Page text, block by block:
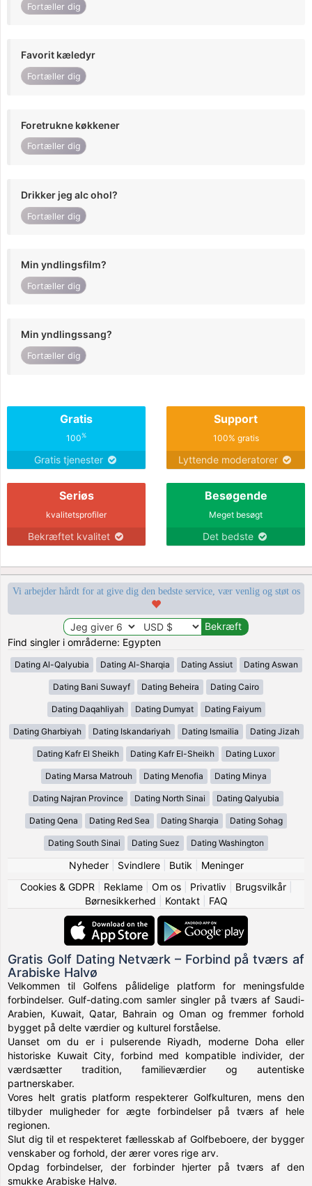
Fortæller dig
Favorit kæledyr
Fortæller dig
Foretrukne køkkener
Fortæller dig
Drikker jeg alc ohol?
Fortæller dig
Min yndlingsfilm?
Fortæller dig
Min yndlingssang?
Fortæller dig
Gratis
100%
Gratis tjenester
Support
100% gratis
Lyttende moderatorer
Seriøs
kvalitetsprofiler
Bekræftet kvalitet
Besøgende
Meget besøgt
Det bedste
Vi arbejder hårdt for at give dig den bedste service, vær venlig og støt os
Find singler i områderne: Egypten
Dating Al-Qalyubia Dating Al-Sharqia Dating Assiut Dating Aswan
Dating Bani Suwayf Dating Beheira Dating Cairo
Dating Daqahliyah Dating Dumyat Dating Faiyum
Dating Gharbiyah Dating Iskandariyah Dating Ismailia Dating Jizah
Dating Kafr El Sheikh Dating Kafr El-Sheikh Dating Luxor
Dating Marsa Matrouh Dating Menofia Dating Minya
Dating Najran Province Dating North Sinai Dating Qalyubia
Dating Qena Dating Red Sea Dating Sharqia Dating Sohag
Dating South Sinai Dating Suez Dating Washington
Nyheder| Svindlere| Butik
Meninger
Cookies & GDPR
Reklame| Om os| Privatliv| Brugsvilkår|
Børnesikkerhed
Kontakt| FAQ
Gratis Golf Dating Netværk – Forbind på tværs af
Arabiske Halvø
Velkommen til Golfens pålidelige platform for meningsfulde
forbindelser. Gulf-dating.com samler singler på tværs af Saudi-
Arabien, Kuwait, Qatar, Bahrain og Oman og fremmer forhold
bygget på delte værdier og kulturel forståelse.
Uanset om du er i pulserende Riyadh, moderne Doha eller
historiske Kuwait City, forbind med kompatible individer, der
værdsætter tradition, familieværdier og autentiske
partnerskaber.
Vores helt gratis platform respekterer Golfkulturen, mens den
tilbyder muligheder for ægte forbindelser på tværs af hele
regionen.
Slut dig til et respekteret fællesskab af Golfbeboere, der bygger
venskaber og forhold, der ærer vores rige arv.
Opdag forbindelser, der forbinder hjerter på tværs af den
smukke Arabiske Halvø.